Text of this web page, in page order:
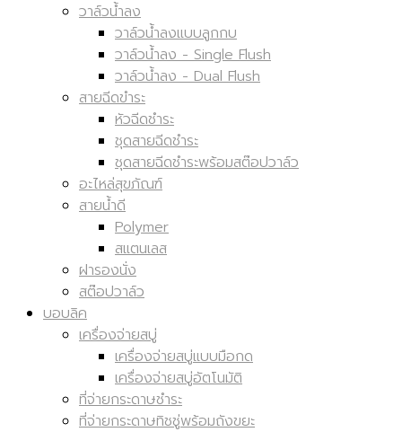
วาล์วน้ำลง
วาล์วน้ำลงแบบลูกกบ
วาล์วน้ำลง - Single Flush
วาล์วน้ำลง - Dual Flush
สายฉีดขำระ
หัวฉีดชำระ
ชุดสายฉีดชำระ
ชุดสายฉีดชำระพร้อมสต๊อปวาล์ว
อะไหล่สุขภัณฑ์
สายน้ำดี
Polymer
สแตนเลส
ฝารองนั่ง
สต๊อปวาล์ว
บอบลิค
เครื่องจ่ายสบู่
เครื่องจ่ายสบู่แบบมือกด
เครื่องจ่ายสบู่อัตโนมัติ
ที่จ่ายกระดาษชำระ
ที่จ่ายกระดาษทิชชู่พร้อมถังขยะ